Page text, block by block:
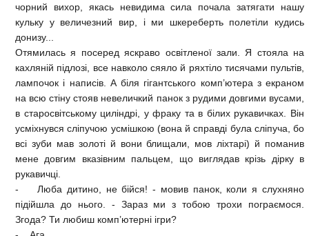
чорний вихор, якась невидима сила почала затягати нашу
кульку у величезний вир, і ми шкереберть полетіли кудись
донизу...
Отямилась я посеред яскраво освітленої зали. Я стояла на
кахляній підлозі, все навколо сяяло й ряхтіло тисячами пультів,
лампочок і написів. А біля гігантського комп’ютера з екраном
на всю стіну стояв невеличкий панок з рудими довгими вусами,
в старосвітському циліндрі, у фраку та в білих рукавичках. Він
усміхнувся сліпучою усмішкою (вона й справді була сліпуча, бо
всі зуби мав золоті й вони блищали, мов ліхтарі) й поманив
мене довгим вказівним пальцем, що виглядав крізь дірку в
рукавичці.
- Люба дитино, не бійся! - мовив панок, коли я слухняно
підійшла до нього. - Зараз ми з тобою трохи пограємося.
Згода? Ти любиш комп’ютерні ігри?